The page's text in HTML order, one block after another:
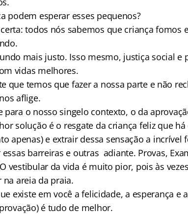
podem esperar esses pequenos?
todos nós sabemos que criança fomos
mais justo. Isso mesmo, justiça social e
vidas melhores.
que temos que fazer a nossa parte e não
aflige.
o nosso singelo contexto, o da
solução é o resgate da criança feliz que
apenas) e extrair dessa sensação a incrível
barreiras e outras adiante. Provas,
vestibular da vida é muito pior, pois às
areia da praia.
existe em você a felicidade, a esperança e
é tudo de melhor.